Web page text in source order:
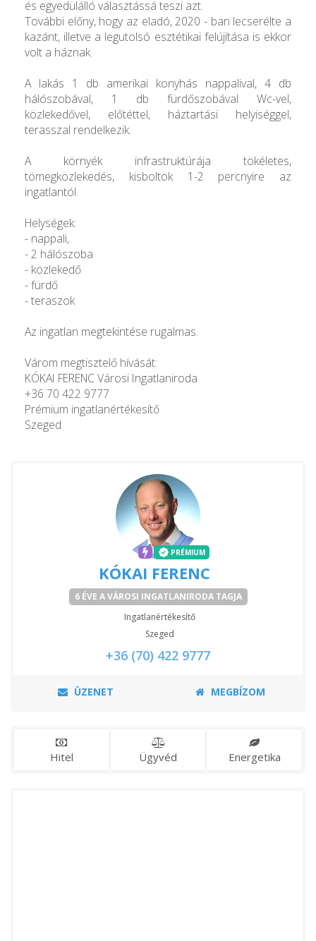
és egyedülálló választássá teszi azt.
További előny, hogy az eladó, 2020 - ban lecserélte a
kazánt, illetve a legutolsó esztétikai felújítása is ekkor
volt a háznak.
A lakás 1 db amerikai konyhás nappalival, 4 db
hálószobával, 1 db fürdőszobával Wc-vel,
közlekedővel, előtéttel, háztartási helyiséggel,
terasszal rendelkezik.
A környék infrastruktúrája tökéletes,
tömegközlekedés, kisboltok 1-2 percnyire az
ingatlantól.
Helységek:
- nappali,
- 2 hálószoba
- közlekedő
- fürdő
- teraszok
Az ingatlan megtekintése rugalmas.
Várom megtisztelő hívását:
KÓKAI FERENC Városi Ingatlaniroda
+36 70 422 9777
Prémium ingatlanértékesítő
Szeged
PRÉMIUM
KÓKAI FERENC
6 ÉVE A VÁROSI INGATLANIRODA TAGJA
Ingatlanértékesítő
Szeged
+36 (70) 422 9777
ÜZENET MEGBÍZOM
Hitel Ügyvéd Energetika